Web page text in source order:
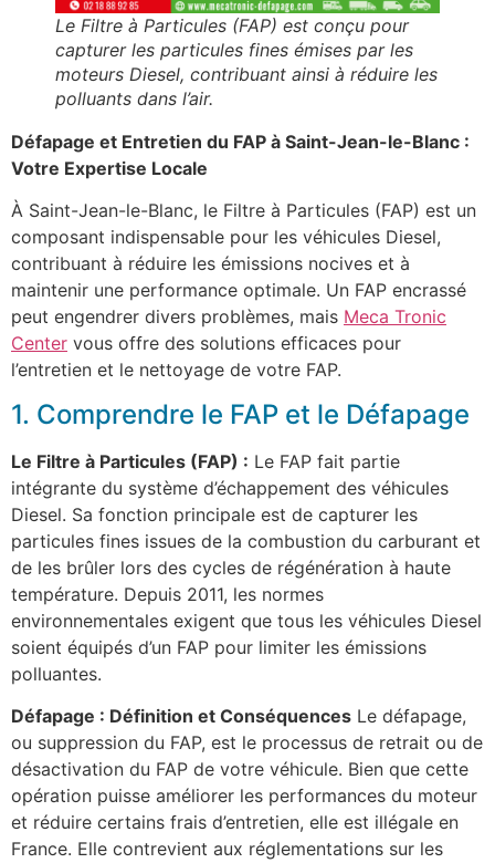
Le Filtre à Particules (FAP) est conçu pour
capturer les particules fines émises par les
moteurs Diesel, contribuant ainsi à réduire les
polluants dans l’air.
Défapage et Entretien du FAP à Saint-Jean-le-Blanc :
Votre Expertise Locale
À Saint-Jean-le-Blanc, le Filtre à Particules (FAP) est un
composant indispensable pour les véhicules Diesel,
contribuant à réduire les émissions nocives et à
maintenir une performance optimale. Un FAP encrassé
peut engendrer divers problèmes, mais Meca Tronic
Center vous offre des solutions efficaces pour
l’entretien et le nettoyage de votre FAP.
1. Comprendre le FAP et le Défapage
Le Filtre à Particules (FAP) : Le FAP fait partie
intégrante du système d’échappement des véhicules
Diesel. Sa fonction principale est de capturer les
particules fines issues de la combustion du carburant et
de les brûler lors des cycles de régénération à haute
température. Depuis 2011, les normes
environnementales exigent que tous les véhicules Diesel
soient équipés d’un FAP pour limiter les émissions
polluantes.
Défapage : Définition et Conséquences Le défapage,
ou suppression du FAP, est le processus de retrait ou de
désactivation du FAP de votre véhicule. Bien que cette
opération puisse améliorer les performances du moteur
et réduire certains frais d’entretien, elle est illégale en
France. Elle contrevient aux réglementations sur les